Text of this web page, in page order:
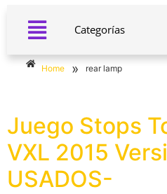
Categorías
Home » rear lamp
Juego Stops
VXL 2015
USADOS-